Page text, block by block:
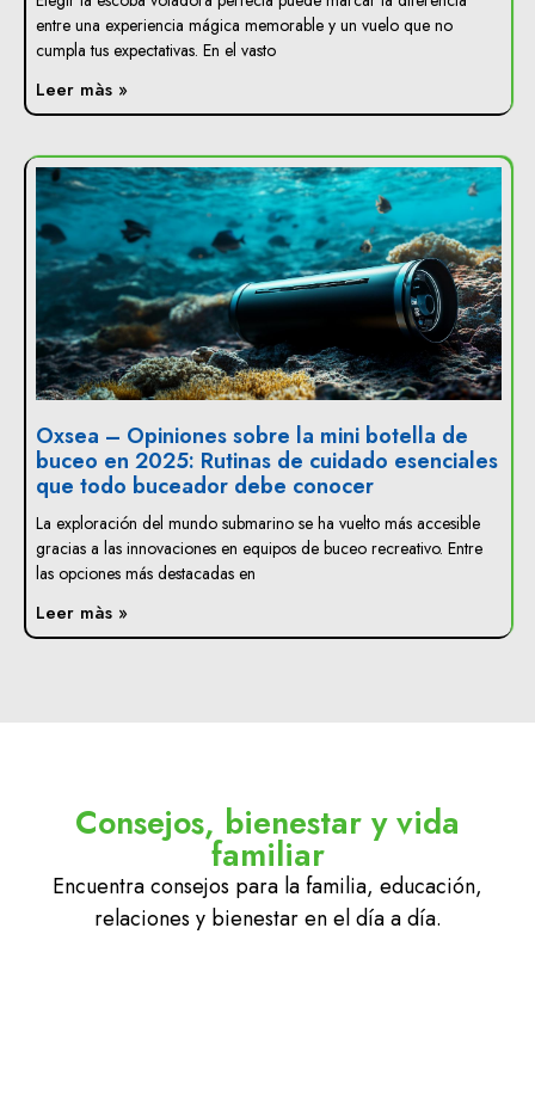
entre una experiencia mágica memorable y un vuelo que no
cumpla tus expectativas. En el vasto
Leer màs »
Oxsea – Opiniones sobre la mini botella de
buceo en 2025: Rutinas de cuidado esenciales
que todo buceador debe conocer
La exploración del mundo submarino se ha vuelto más accesible
gracias a las innovaciones en equipos de buceo recreativo. Entre
las opciones más destacadas en
Leer màs »
Consejos, bienestar y vida
familiar
Encuentra consejos para la familia, educación,
relaciones y bienestar en el día a día.